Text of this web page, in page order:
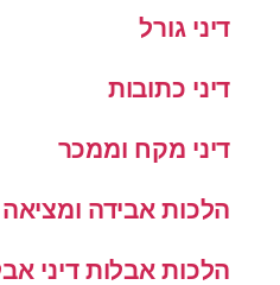
דיני גורל
דיני כתובות
דיני מקח וממכר
הלכות אבידה ומציאה
הלכות אבלות דיני